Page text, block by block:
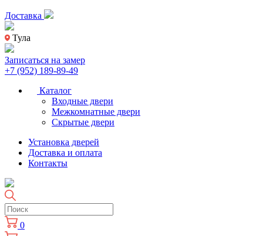
Доставка
Тула
Записаться на замер
+7 (952) 189-89-49
Каталог
Входные двери
Межкомнатные двери
Скрытые двери
Установка дверей
Доставка и оплата
Контакты
0